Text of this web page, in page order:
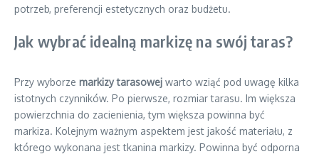
potrzeb, preferencji estetycznych oraz budżetu.
Jak wybrać idealną markizę na swój taras?
Przy wyborze markizy tarasowej warto wziąć pod uwagę kilka
istotnych czynników. Po pierwsze, rozmiar tarasu. Im większa
powierzchnia do zacienienia, tym większa powinna być
markiza. Kolejnym ważnym aspektem jest jakość materiału, z
którego wykonana jest tkanina markizy. Powinna być odporna